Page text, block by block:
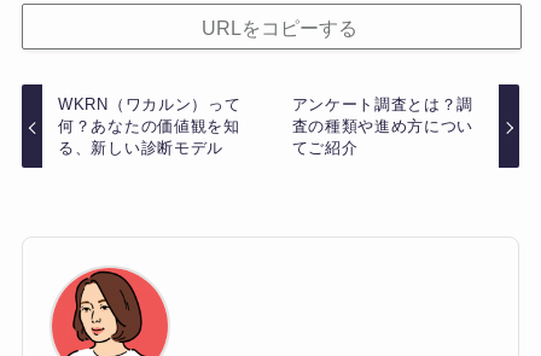
URLをコピーする
WKRN（ワカルン）って
何？あなたの価値観を知
る、新しい診断モデル
アンケート調査とは？調
査の種類や進め方につい
てご紹介